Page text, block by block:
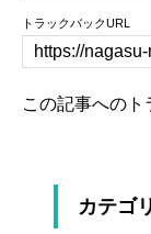
トラックバックURL
この記事へのト
カテゴ